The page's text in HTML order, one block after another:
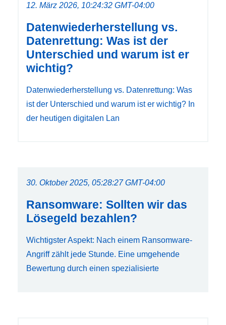
12. März 2026, 10:24:32 GMT-04:00
Datenwiederherstellung vs.
Datenrettung: Was ist der
Unterschied und warum ist er
wichtig?
Datenwiederherstellung vs. Datenrettung: Was
ist der Unterschied und warum ist er wichtig? In
der heutigen digitalen Lan
30. Oktober 2025, 05:28:27 GMT-04:00
Ransomware: Sollten wir das
Lösegeld bezahlen?
Wichtigster Aspekt: Nach einem Ransomware-
Angriff zählt jede Stunde. Eine umgehende
Bewertung durch einen spezialisierte